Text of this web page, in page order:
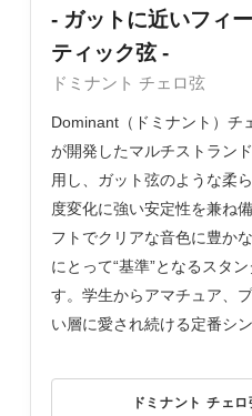
- ガットに近いフィ
ティック弦 -
ドミナント チェロ弦
Dominant（ドミナント）チ
が開発したマルチストラン
用し、ガット弦のような柔
度変化に強い安定性を兼ね
フトでクリアな音色に豊か
にとって“基準”となるスタ
す。学生からアマチュア、
い層に愛され続ける定番シ
ドミナント チェ